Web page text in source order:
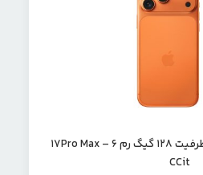
۱۷ پرومکس برند CCit ظرفیت ۱۲۸ گیگ رم 6 – 17Pro Max
CCit